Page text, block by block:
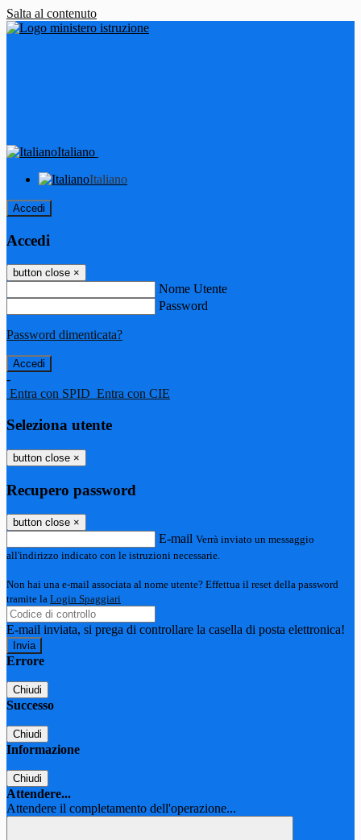
Salta al contenuto
Italiano
Italiano
Accedi
Accedi
button close ×
Nome Utente
Password
Password dimenticata?
-
Entra con SPID Entra con CIE
Seleziona utente
button close ×
Recupero password
button close ×
E-mail Verrà inviato un messaggio
all'indirizzo indicato con le istruzioni necessarie.
Non hai una e-mail associata al nome utente? Effettua il reset della password
tramite la Login Spaggiari
E-mail inviata, si prega di controllare la casella di posta elettronica!
Errore
Chiudi
Successo
Chiudi
Informazione
Chiudi
Attendere...
Attendere il completamento dell'operazione...